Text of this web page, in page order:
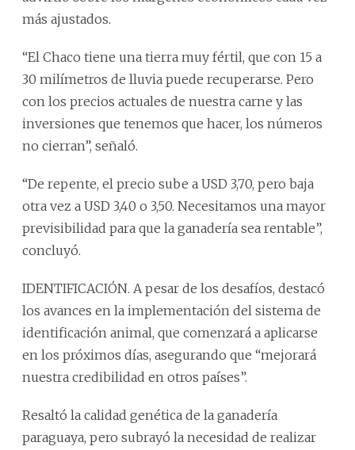
más ajustados.
“El Chaco tiene una tierra muy fértil, que con 15 a
30 milímetros de lluvia puede recuperarse. Pero
con los precios actuales de nuestra carne y las
inversiones que tenemos que hacer, los números
no cierran”, señaló.
“De repente, el precio sube a USD 3,70, pero baja
otra vez a USD 3,40 o 3,50. Necesitamos una mayor
previsibilidad para que la ganadería sea rentable”,
concluyó.
IDENTIFICACIÓN. A pesar de los desafíos, destacó
los avances en la implementación del sistema de
identificación animal, que comenzará a aplicarse
en los próximos días, asegurando que “mejorará
nuestra credibilidad en otros países”.
Resaltó la calidad genética de la ganadería
paraguaya, pero subrayó la necesidad de realizar